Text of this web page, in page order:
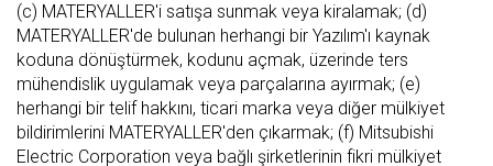
(c) MATERYALLER'i satışa sunmak veya kiralamak; (d)
MATERYALLER'de bulunan herhangi bir Yazılım'ı kaynak
koduna dönüştürmek, kodunu açmak, üzerinde ters
mühendislik uygulamak veya parçalarına ayırmak; (e)
herhangi bir telif hakkını, ticari marka veya diğer mülkiyet
bildirimlerini MATERYALLER'den çıkarmak; (f) Mitsubishi
Electric Corporation veya bağlı şirketlerinin fikri mülkiyet